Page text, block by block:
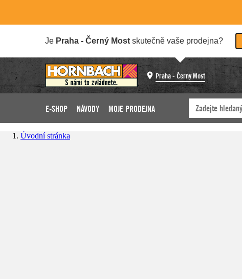
Je Praha - Černý Most skutečně vaše prodejna?
Praha - Černý Most
E-SHOP NÁVODY MOJE PRODEJNA
Úvodní stránka